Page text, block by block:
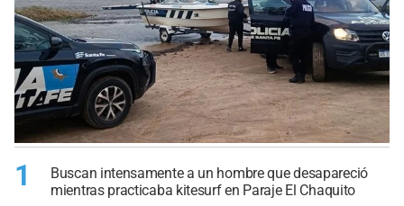
1
Buscan intensamente a un hombre que desapareció
mientras practicaba kitesurf en Paraje El Chaquito